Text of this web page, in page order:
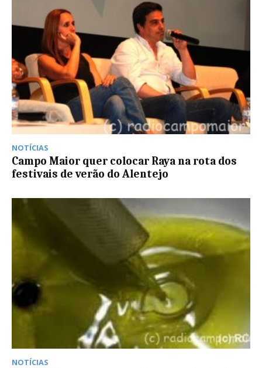
NOTÍCIAS
Campo Maior quer colocar Raya na rota dos
festivais de verão do Alentejo
NOTÍCIAS